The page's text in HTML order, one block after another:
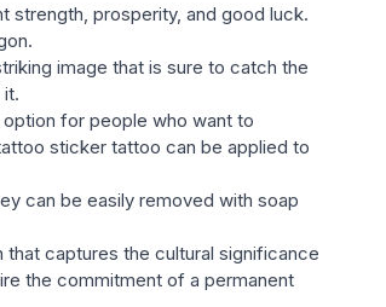
strength, prosperity, and good luck.
image that is sure to catch the
for people who want to
sticker tattoo can be applied to
can be easily removed with soap
captures the cultural significance
the commitment of a permanent